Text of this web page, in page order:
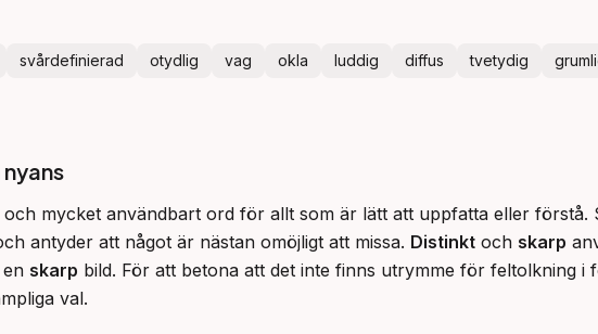
svårdefinierad otydlig vag okla luddig diffus tvetydig
mycket användbart ord för allt som är lätt att uppfatta eller förstå.
antyder att något är nästan omöjligt att missa. Distinkt och skarp
skarp bild. För att betona att det inte finns utrymme för feltolkning i
val.